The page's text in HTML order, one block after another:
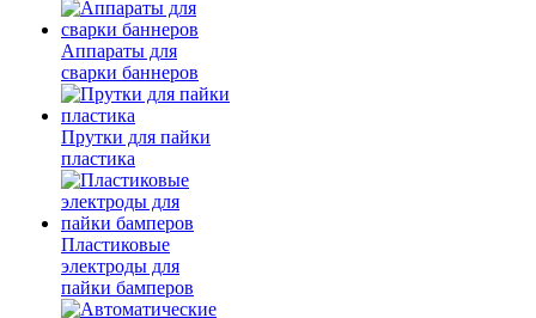
Аппараты для
сварки баннеров
Прутки для пайки
пластика
Пластиковые
электроды для
пайки бамперов